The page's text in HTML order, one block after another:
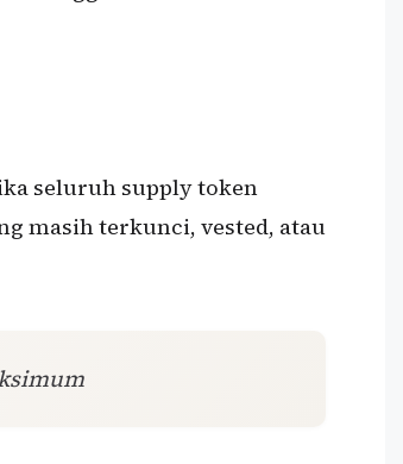
seluruh supply token
masih terkunci, vested, atau